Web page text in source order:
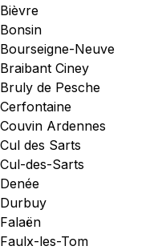
Bièvre
Bonsin
Bourseigne-Neuve
Braibant Ciney
Bruly de Pesche
Cerfontaine
Couvin Ardennes
Cul des Sarts
Cul-des-Sarts
Denée
Durbuy
Falaën
Faulx-les-Tom